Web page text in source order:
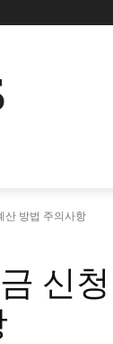
산 방법 주의사항
신